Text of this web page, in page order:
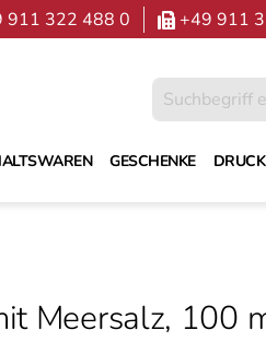
911 322 488 0 +49 911
GESCHENKE
Meersalz, 100